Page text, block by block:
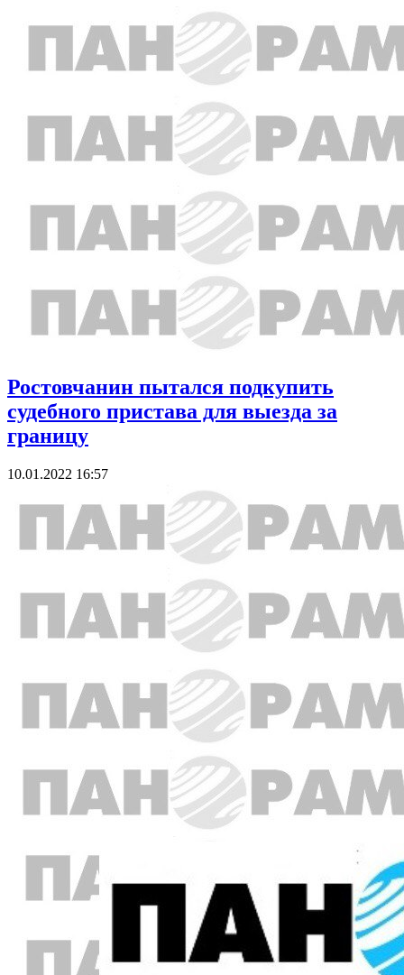
Ростовчанин пытался подкупить
судебного пристава для выезда за
границу
10.01.2022 16:57